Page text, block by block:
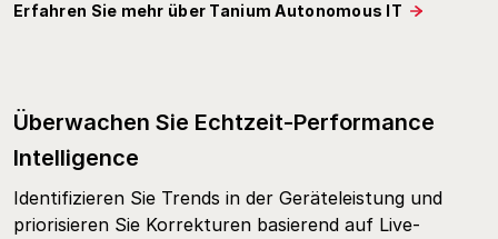
Erfahren Sie mehr über Tanium Autonomous IT
Überwachen Sie Echtzeit-Performance
Intelligence
Identifizieren Sie Trends in der Geräteleistung und
priorisieren Sie Korrekturen basierend auf Live-